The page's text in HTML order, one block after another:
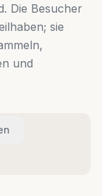
Die Besucher
sie
und